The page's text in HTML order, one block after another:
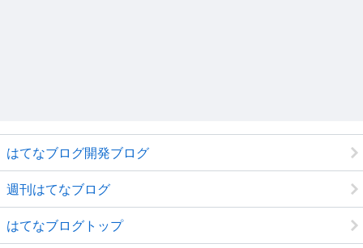
はてなブログ開発ブログ
週刊はてなブログ
はてなブログトップ